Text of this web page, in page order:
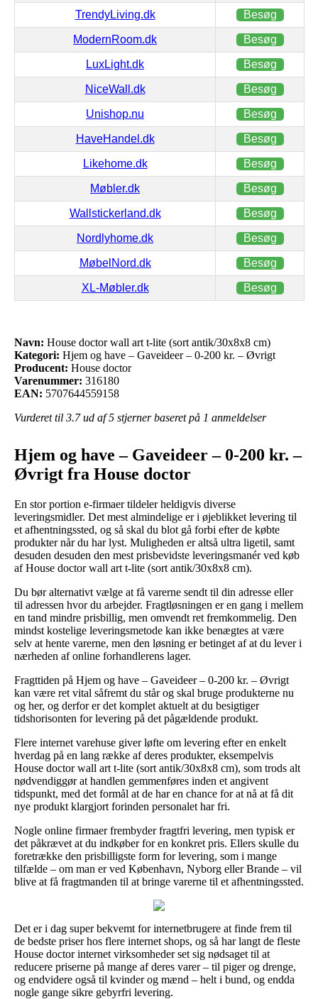
TrendyLiving.dk Besøg
ModernRoom.dk Besøg
LuxLight.dk Besøg
NiceWall.dk Besøg
Unishop.nu Besøg
HaveHandel.dk Besøg
Likehome.dk Besøg
Møbler.dk Besøg
Wallstickerland.dk Besøg
Nordlyhome.dk Besøg
MøbelNord.dk Besøg
XL-Møbler.dk Besøg
Navn: House doctor wall art t-lite (sort antik/30x8x8 cm)
Kategori: Hjem og have – Gaveideer – 0-200 kr. – Øvrigt
Producent: House doctor
Varenummer: 316180
EAN: 5707644559158
Vurderet til 3.7ud af 5 stjerner baseret på 1 anmeldelser
Hjem og have – Gaveideer – 0-200 kr. –
Øvrigt fra House doctor
En stor portion e-firmaer tildeler heldigvis diverse
leveringsmidler. Det mest almindelige er i øjeblikket levering til
et afhentningssted, og så skal du blot gå forbi efter de købte
produkter når du har lyst. Muligheden er altså ultra ligetil, samt
desuden desuden den mest prisbevidste leveringsmanér ved køb
af House doctor wall art t-lite (sort antik/30x8x8 cm).
Du bør alternativt vælge at få varerne sendt til din adresse eller
til adressen hvor du arbejder. Fragtløsningen er en gang i mellem
en tand mindre prisbillig, men omvendt ret fremkommelig. Den
mindst kostelige leveringsmetode kan ikke benægtes at være
selv at hente varerne, men den løsning er betinget af at du lever i
nærheden af online forhandlerens lager.
Fragttiden på Hjem og have – Gaveideer – 0-200 kr. – Øvrigt
kan være ret vital såfremt du står og skal bruge produkterne nu
og her, og derfor er det komplet aktuelt at du besigtiger
tidshorisonten for levering på det pågældende produkt.
Flere internet varehuse giver løfte om levering efter en enkelt
hverdag på en lang række af deres produkter, eksempelvis
House doctor wall art t-lite (sort antik/30x8x8 cm), som trods alt
nødvendiggør at handlen gemmenføres inden et angivent
tidspunkt, med det formål at de har en chance for at nå at få dit
nye produkt klargjort forinden personalet har fri.
Nogle online firmaer frembyder fragtfri levering, men typisk er
det påkrævet at du indkøber for en konkret pris. Ellers skulle du
foretrække den prisbilligste form for levering, som i mange
tilfælde – om man er ved København, Nyborg eller Brande – vil
blive at få fragtmanden til at bringe varerne til et afhentningssted.
Det er i dag super bekvemt for internetbrugere at finde frem til
de bedste priser hos flere internet shops, og så har langt de fleste
House doctor internet virksomheder set sig nødsaget til at
reducere priserne på mange af deres varer – til piger og drenge,
og endvidere også til kvinder og mænd – helt i bund, og endda
nogle gange sikre gebyrfri levering.